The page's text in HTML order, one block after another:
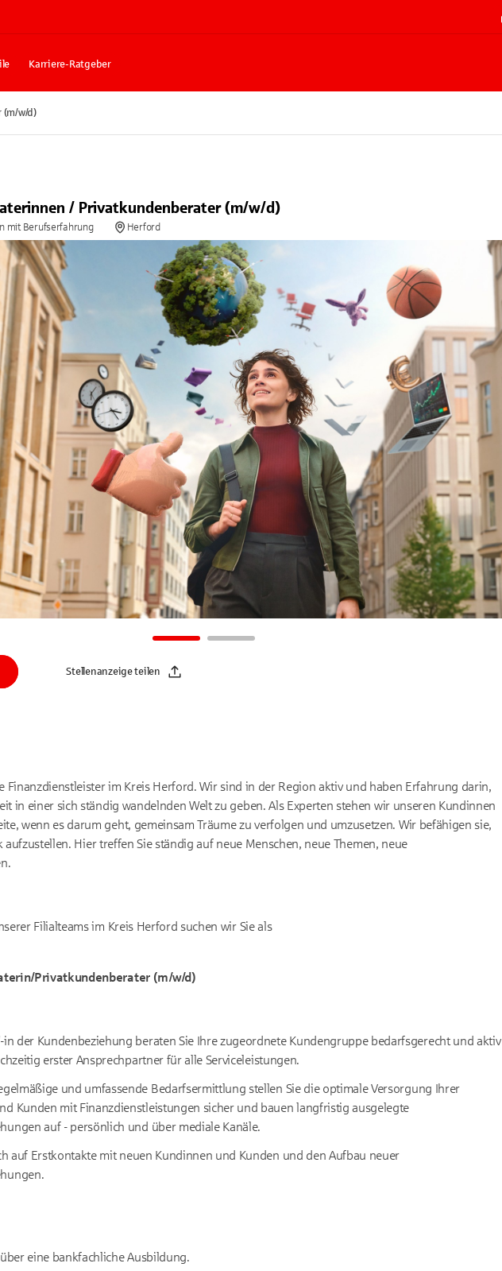
Karriere-Ratgeber
w/d)
/ Privatkundenberater (m/w/d)
mit Berufserfahrung Herford
Stellenanzeige teilen
Finanzdienstleister im Kreis Herford. Wir sind in der Region aktiv und haben Erfahrung darin,
in einer sich ständig wandelnden Welt zu geben. Als Experten stehen wir unseren Kundinnen
wenn es darum geht, gemeinsam Träume zu verfolgen und umzusetzen. Wir befähigen sie,
aufzustellen. Hier treffen Sie ständig auf neue Menschen, neue Themen, neue
Filialteams im Kreis Herford suchen wir Sie als
Privatkundenberater (m/w/d)
in der Kundenbeziehung beraten Sie Ihre zugeordnete Kundengruppe bedarfsgerecht und aktiv
erster Ansprechpartner für alle Serviceleistungen.
und umfassende Bedarfsermittlung stellen Sie die optimale Versorgung Ihrer
Kunden mit Finanzdienstleistungen sicher und bauen langfristig ausgelegte
auf - persönlich und über mediale Kanäle.
auf Erstkontakte mit neuen Kundinnen und Kunden und den Aufbau neuer
eine bankfachliche Ausbildung.